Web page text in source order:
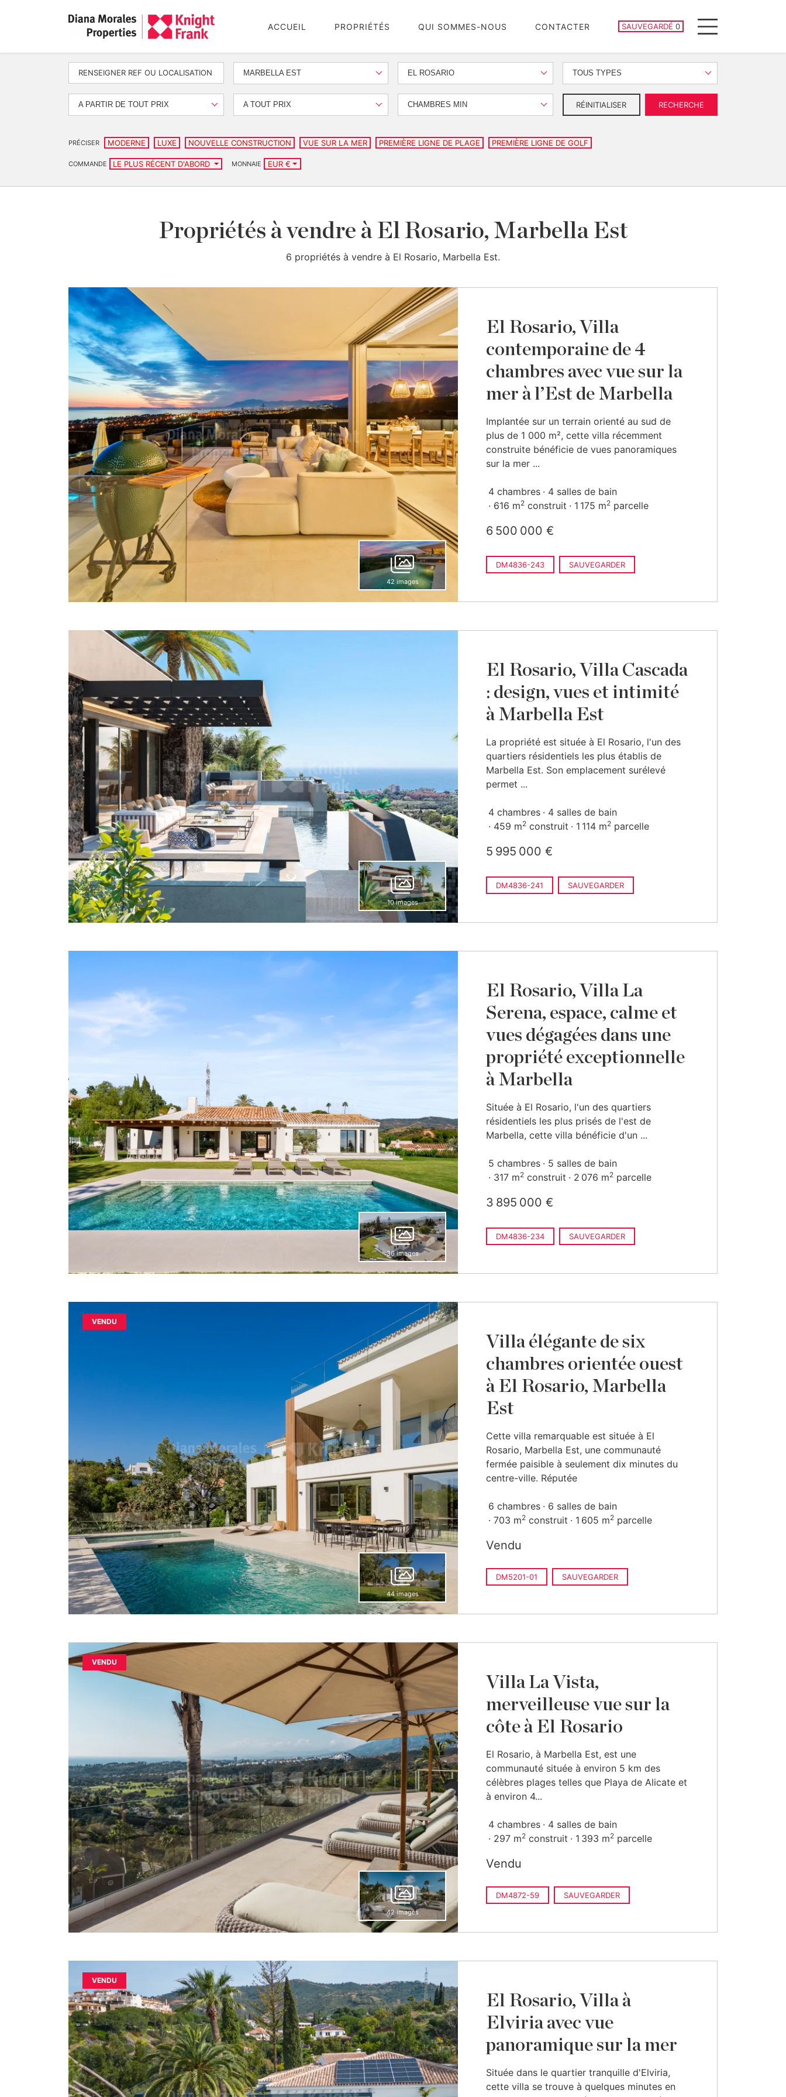
ACCUEIL PROPRIÉTÉS QUI SOMMES-NOUS CONTACTER SAUVEGARDÉ 0
PROPRIÉTÉS SAUVEGARDÉES
Menu
MARBELLA EST EL ROSARIO TOUS TYPES
A PARTIR DE TOUT PRIX A TOUT PRIX CHAMBRES MIN RÉINITIALISER RECHERCHE
PRÉCISER MODERNE LUXE NOUVELLE CONSTRUCTION VUE SUR LA MER PREMIÈRE LIGNE DE PLAGE PREMIÈRE LIGNE DE GOLF
COMMANDE LE PLUS RÉCENT D'ABORD MONNAIE EUR €
Propriétés à vendre à El Rosario, Marbella Est
6 propriétés à vendre à El Rosario, Marbella Est.
42 images
El Rosario, Villa
contemporaine de 4
chambres avec vue sur la
mer à l’Est de Marbella
Implantée sur un terrain orienté au sud de
plus de 1 000 m², cette villa récemment
construite bénéficie de vues panoramiques
sur la mer ...
4 chambres
4 salles de bain
616 m2 construit 1 175 m2 parcelle
6 500 000 €
DM4836-243 SAUVEGARDER
10 images
El Rosario, Villa Cascada
: design, vues et intimité
à Marbella Est
La propriété est située à El Rosario, l'un des
quartiers résidentiels les plus établis de
Marbella Est. Son emplacement surélevé
permet ...
4 chambres
4 salles de bain
459 m2 construit 1 114 m2 parcelle
5 995 000 €
DM4836-241 SAUVEGARDER
36 images
El Rosario, Villa La
Serena, espace, calme et
vues dégagées dans une
propriété exceptionnelle
à Marbella
Située à El Rosario, l'un des quartiers
résidentiels les plus prisés de l'est de
Marbella, cette villa bénéficie d'un ...
5 chambres
5 salles de bain
317 m2 construit 2 076 m2 parcelle
3 895 000 €
DM4836-234 SAUVEGARDER
VENDU
44 images
Villa élégante de six
chambres orientée ouest
à El Rosario, Marbella
Est
Cette villa remarquable est située à El
Rosario, Marbella Est, une communauté
fermée paisible à seulement dix minutes du
centre-ville. Réputée
6 chambres
6 salles de bain
703 m2 construit 1 605 m2 parcelle
Vendu
DM5201-01 SAUVEGARDER
VENDU
42 images
Villa La Vista,
merveilleuse vue sur la
côte à El Rosario
El Rosario, à Marbella Est, est une
communauté située à environ 5 km des
célèbres plages telles que Playa de Alicate et
à environ 4...
4 chambres
4 salles de bain
297 m2 construit 1 393 m2 parcelle
Vendu
DM4872-59 SAUVEGARDER
VENDU
El Rosario, Villa à
Elviria avec vue
panoramique sur la mer
Située dans le quartier tranquille d'Elviria,
cette villa se trouve à quelques minutes en